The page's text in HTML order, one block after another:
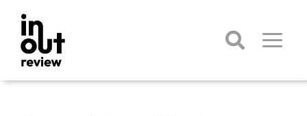
contenuto
Toggle
per: